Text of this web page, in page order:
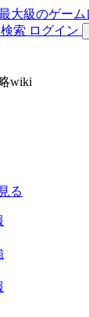
索 ログイン
wiki
る